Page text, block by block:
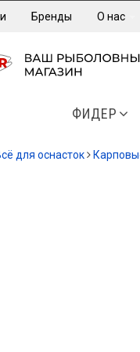
Бренды О нас
ФИДЕР
для оснасток